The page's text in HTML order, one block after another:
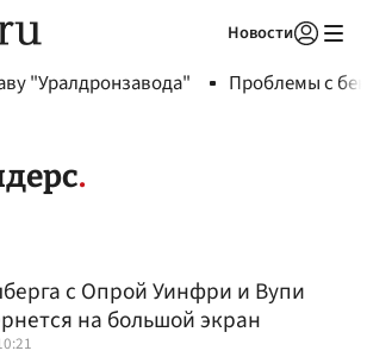
Новости
"Уралдронзавода" Проблемы с
с Опрой Уинфри и Вупи
на большой экран